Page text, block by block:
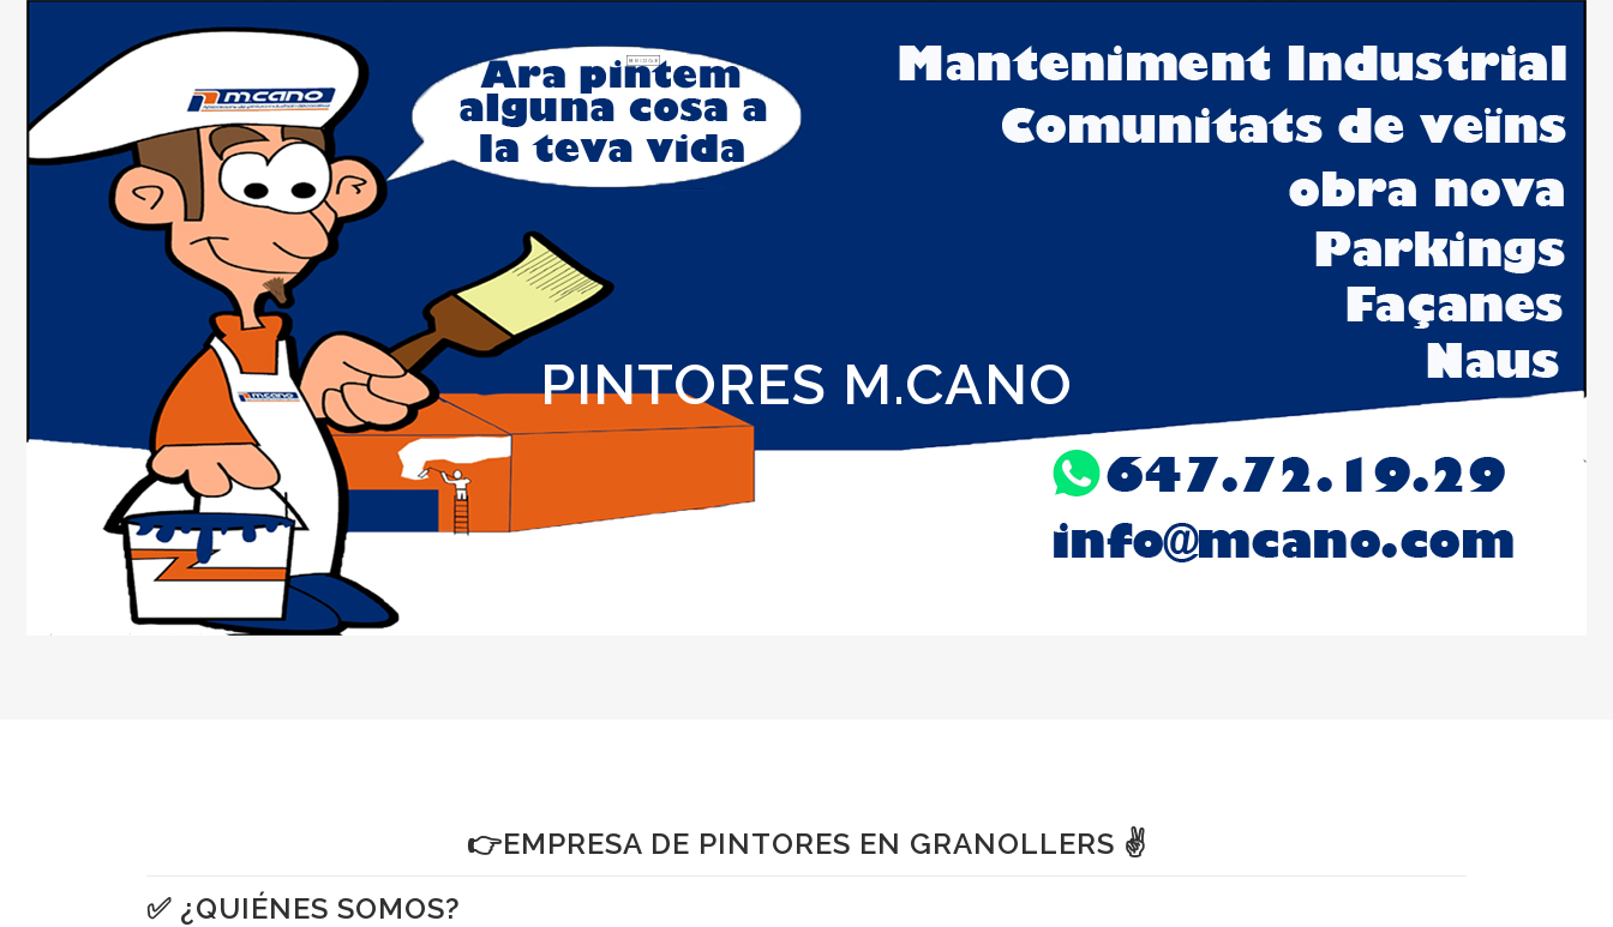
PINTORES M.CANO
👉EMPRESA DE PINTORES EN GRANOLLERS ✌
✅ ¿QUIÉNES SOMOS?